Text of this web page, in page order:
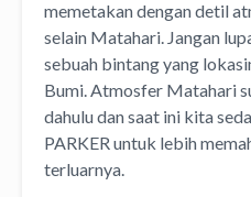
memetakan dengan detil
selain Matahari. Jangan
sebuah bintang yang
Bumi. Atmosfer Matahari
dahulu dan saat ini kita
PARKER untuk lebih
terluarnya.